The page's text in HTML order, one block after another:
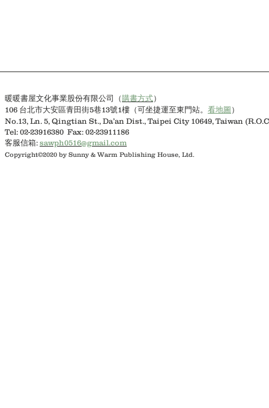
暖暖書屋文化事業股份有限公司（購書方式）
106 台北市大安區青田街5巷13號1樓（可坐捷運至東門站。 看地圖 ）
No.13, Ln. 5, Qingtian St., Da’an Dist., Taipei City 10649, Taiwan
Tel: 02-23916380 Fax: 02-23911186
客服信箱: sawph0516@gmail.com
Copyright©2020 by Sunny & Warm Publishing House, Ltd.